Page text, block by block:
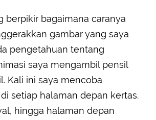
berpikir bagaimana caranya
gambar yang saya
pengetahuan tentang
saya mengambil pensil
Kali ini saya mencoba
setiap halaman depan kertas.
hingga halaman depan